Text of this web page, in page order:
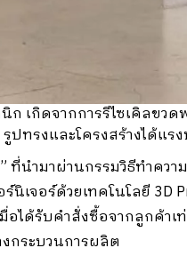
นิก เกิดจากการรีไซเคิลข
ปทรงและโครงสร้างได้แร
ที่นำมาผ่านกรรมวิธีทำค
เจอร์ด้วยเทคโนโลยี 3D
อได้รับคำสั่งซื้อจากลูกค้า
กระบวนการผลิต